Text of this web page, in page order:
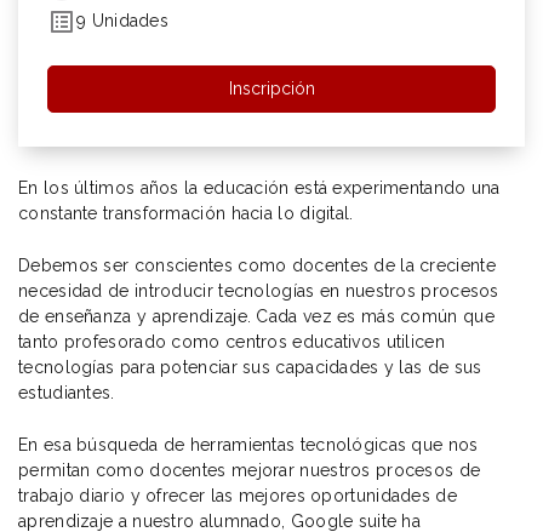
9 Unidades
Inscripción
En los últimos años la educación está experimentando una
constante transformación hacia lo digital.
Debemos ser conscientes como docentes de la creciente
necesidad de introducir tecnologías en nuestros procesos
de enseñanza y aprendizaje. Cada vez es más común que
tanto profesorado como centros educativos utilicen
tecnologías para potenciar sus capacidades y las de sus
estudiantes.
En esa búsqueda de herramientas tecnológicas que nos
permitan como docentes mejorar nuestros procesos de
trabajo diario y ofrecer las mejores oportunidades de
aprendizaje a nuestro alumnado, Google suite ha